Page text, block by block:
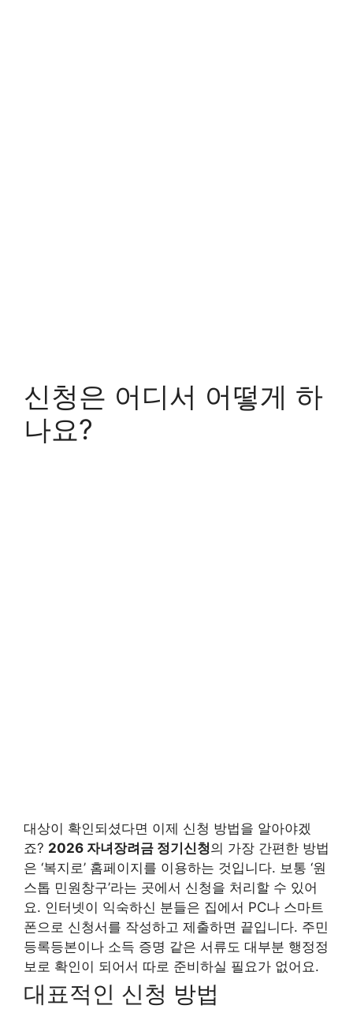
신청은 어디서 어떻게 하
나요?
대상이 확인되셨다면 이제 신청 방법을 알아야겠
죠? 2026 자녀장려금 정기신청의 가장 간편한 방법
은 ‘복지로’ 홈페이지를 이용하는 것입니다. 보통 ‘원
스톱 민원창구’라는 곳에서 신청을 처리할 수 있어
요. 인터넷이 익숙하신 분들은 집에서 PC나 스마트
폰으로 신청서를 작성하고 제출하면 끝입니다. 주민
등록등본이나 소득 증명 같은 서류도 대부분 행정정
보로 확인이 되어서 따로 준비하실 필요가 없어요.
대표적인 신청 방법